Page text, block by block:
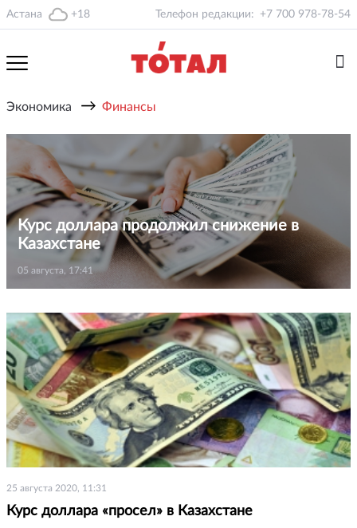
Астана +18 Телефон редакции: +7 700 978-78-54
Экономика → Финансы
Курс доллара продолжил снижение в
Казахстане
05 августа, 17:41
25 августа 2020, 11:31
Курс доллара «просел» в Казахстане